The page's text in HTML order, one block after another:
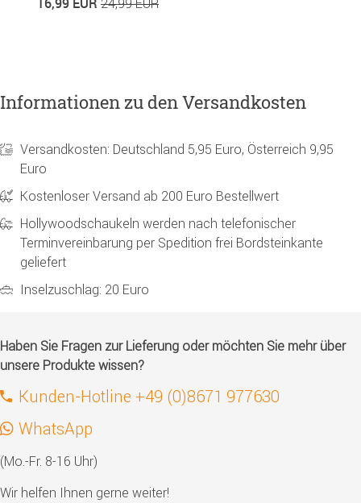
Informationen zu den Versandkosten
Versandkosten: Deutschland 5,95 Euro, Österreich 9,95
Euro
Kostenloser Versand ab 200 Euro Bestellwert
Hollywoodschaukeln werden nach telefonischer
Terminvereinbarung per Spedition frei Bordsteinkante
geliefert
Inselzuschlag: 20 Euro
Haben Sie Fragen zur Lieferung oder möchten Sie mehr über
unsere Produkte wissen?
Kunden-Hotline +49 (0)8671 977630
WhatsApp
(Mo.-Fr. 8-16 Uhr)
Wir helfen Ihnen gerne weiter!